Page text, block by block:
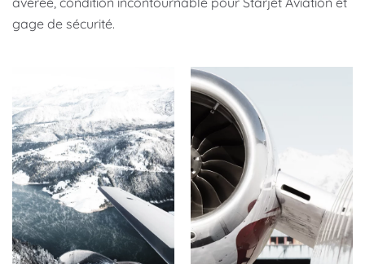
gage de sécurité.